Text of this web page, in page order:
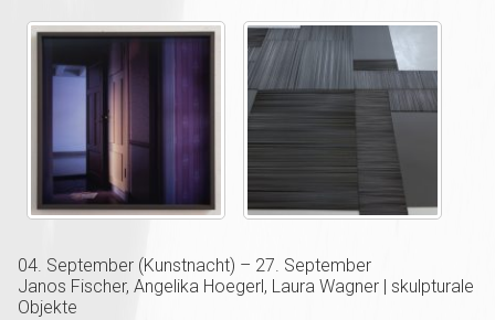
04. September (Kunstnacht) – 27. September
Janos Fischer, Angelika Hoegerl, Laura Wagner | skulpturale
Objekte